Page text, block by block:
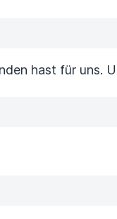
hast für uns.